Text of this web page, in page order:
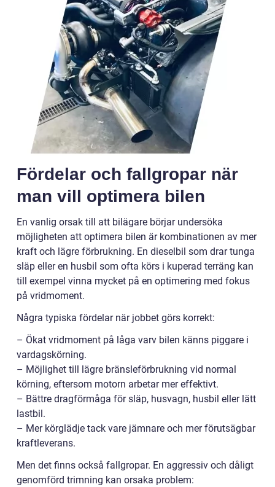
Fördelar och fallgropar när
man vill optimera bilen
En vanlig orsak till att bilägare börjar undersöka
möjligheten att optimera bilen är kombinationen av mer
kraft och lägre förbrukning. En dieselbil som drar tunga
släp eller en husbil som ofta körs i kuperad terräng kan
till exempel vinna mycket på en optimering med fokus
på vridmoment.
Några typiska fördelar när jobbet görs korrekt:
– Ökat vridmoment på låga varv bilen känns piggare i
vardagskörning.
– Möjlighet till lägre bränsleförbrukning vid normal
körning, eftersom motorn arbetar mer effektivt.
– Bättre dragförmåga för släp, husvagn, husbil eller lätt
lastbil.
– Mer körglädje tack vare jämnare och mer förutsägbar
kraftleverans.
Men det finns också fallgropar. En aggressiv och dåligt
genomförd trimning kan orsaka problem: